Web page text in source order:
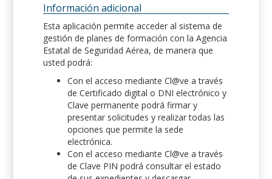
Información adicional
Esta aplicación permite acceder al sistema de
gestión de planes de formación con la Agencia
Estatal de Seguridad Aérea, de manera que
usted podrá:
Con el acceso mediante Cl@ve a través
de Certificado digital o DNI electrónico y
Clave permanente podrá firmar y
presentar solicitudes y realizar todas las
opciones que permite la sede
electrónica.
Con el acceso mediante Cl@ve a través
de Clave PIN podrá consultar el estado